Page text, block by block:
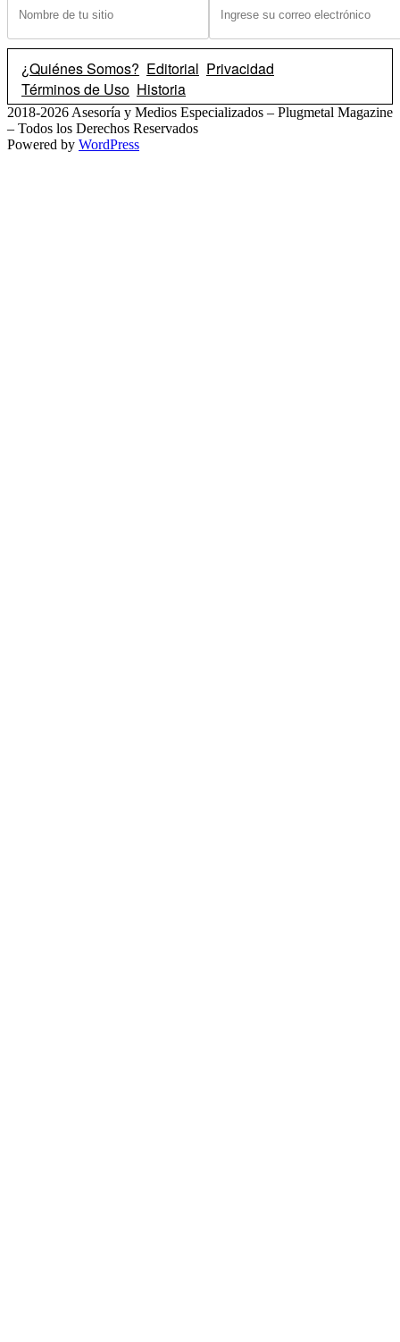
¿Quiénes Somos? Editorial Privacidad
Términos de Uso Historia
2018-2026 Asesoría y Medios Especializados – Plugmetal Magazine
– Todos los Derechos Reservados
Powered by WordPress